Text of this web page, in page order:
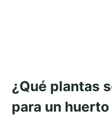
¿Qué plantas
para un